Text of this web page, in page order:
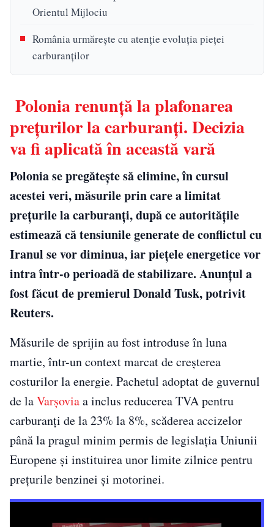
Orientul Mijlociu
România urmărește cu atenție evoluția pieței
carburanților
Polonia renunță la plafonarea
prețurilor la carburanți. Decizia
va fi aplicată în această vară
Polonia se pregătește să elimine, în cursul
acestei veri, măsurile prin care a limitat
prețurile la carburanți, după ce autoritățile
estimează că tensiunile generate de conflictul cu
Iranul se vor diminua, iar piețele energetice vor
intra într-o perioadă de stabilizare. Anunțul a
fost făcut de premierul Donald Tusk, potrivit
Reuters.
Măsurile de sprijin au fost introduse în luna
martie, într-un context marcat de creșterea
costurilor la energie. Pachetul adoptat de guvernul
de laVarșoviaa inclus reducerea TVA pentru
carburanți de la 23% la 8%, scăderea accizelor
până la pragul minim permis de legislația Uniunii
Europene și instituirea unor limite zilnice pentru
prețurile benzinei și motorinei.